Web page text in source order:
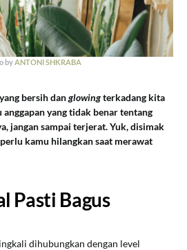
byANTONI SHKRABA
bersih danglowingterkadang kita
yang tidak benar tentang
jangan sampai terjerat. Yuk, disimak
perlu kamu hilangkan saat merawat
Pasti Bagus
dihubungkan dengan level